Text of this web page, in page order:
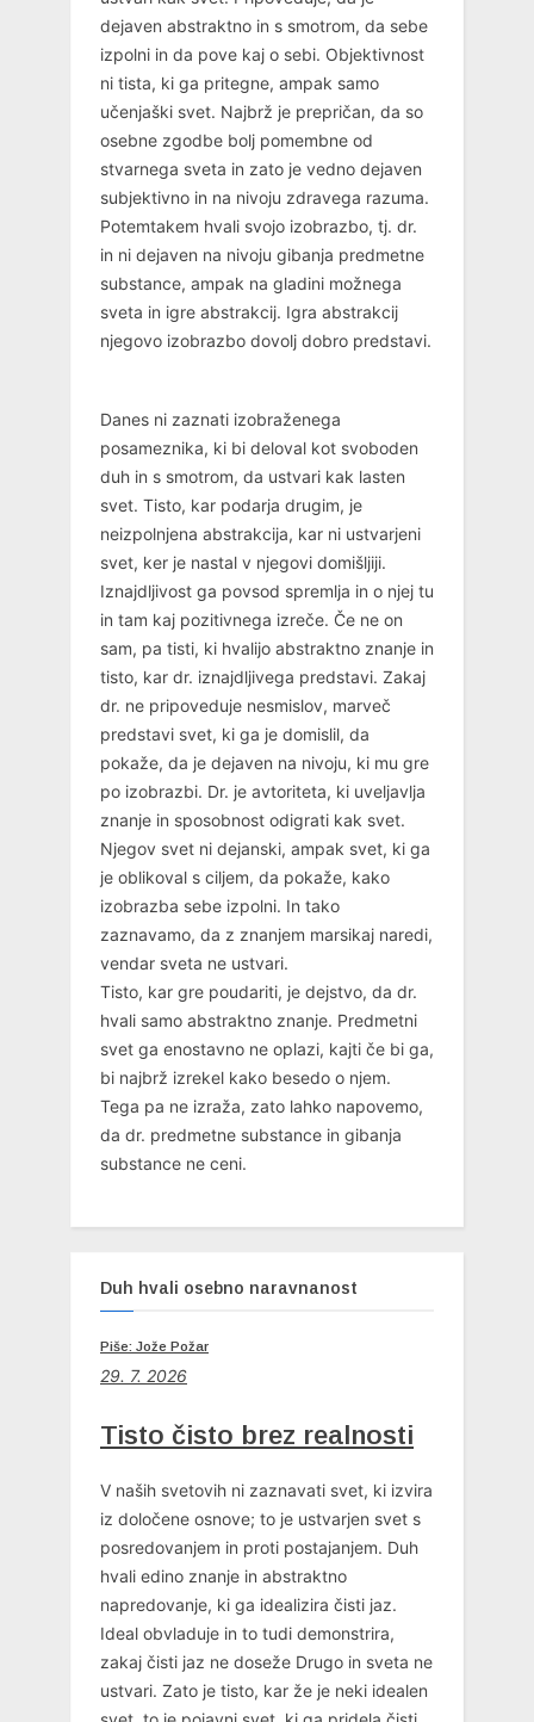
dejaven abstraktno in s smotrom, da sebe
izpolni in da pove kaj o sebi. Objektivnost
ni tista, ki ga pritegne, ampak samo
učenjaški svet. Najbrž je prepričan, da so
osebne zgodbe bolj pomembne od
stvarnega sveta in zato je vedno dejaven
subjektivno in na nivoju zdravega razuma.
Potemtakem hvali svojo izobrazbo, tj. dr.
in ni dejaven na nivoju gibanja predmetne
substance, ampak na gladini možnega
sveta in igre abstrakcij. Igra abstrakcij
njegovo izobrazbo dovolj dobro predstavi.
Danes ni zaznati izobraženega
posameznika, ki bi deloval kot svoboden
duh in s smotrom, da ustvari kak lasten
svet. Tisto, kar podarja drugim, je
neizpolnjena abstrakcija, kar ni ustvarjeni
svet, ker je nastal v njegovi domišljiji.
Iznajdljivost ga povsod spremlja in o njej tu
in tam kaj pozitivnega izreče. Če ne on
sam, pa tisti, ki hvalijo abstraktno znanje in
tisto, kar dr. iznajdljivega predstavi. Zakaj
dr. ne pripoveduje nesmislov, marveč
predstavi svet, ki ga je domislil, da
pokaže, da je dejaven na nivoju, ki mu gre
po izobrazbi. Dr. je avtoriteta, ki uveljavlja
znanje in sposobnost odigrati kak svet.
Njegov svet ni dejanski, ampak svet, ki ga
je oblikoval s ciljem, da pokaže, kako
izobrazba sebe izpolni. In tako
zaznavamo, da z znanjem marsikaj naredi,
vendar sveta ne ustvari.
Tisto, kar gre poudariti, je dejstvo, da dr.
hvali samo abstraktno znanje. Predmetni
svet ga enostavno ne oplazi, kajti če bi ga,
bi najbrž izrekel kako besedo o njem.
Tega pa ne izraža, zato lahko napovemo,
da dr. predmetne substance in gibanja
substance ne ceni.
Duh hvali osebno naravnanost
Piše: Jože Požar
29. 7. 2026
Tisto čisto brez realnosti
V naših svetovih ni zaznavati svet, ki izvira
iz določene osnove; to je ustvarjen svet s
posredovanjem in proti postajanjem. Duh
hvali edino znanje in abstraktno
napredovanje, ki ga idealizira čisti jaz.
Ideal obvladuje in to tudi demonstrira,
zakaj čisti jaz ne doseže Drugo in sveta ne
ustvari. Zato je tisto, kar že je neki idealen